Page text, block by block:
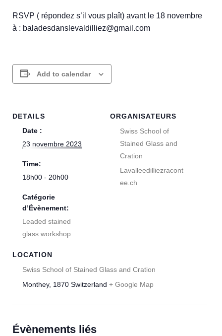
RSVP ( répondez s’il vous plaît) avant le 18 novembre
à : baladesdanslevaldilliez@gmail.com
Add to calendar
DETAILS
Date :
23 novembre 2023
Time:
18h00 - 20h00
Catégorie
d’Évènement:
Leaded stained
glass workshop
LOCATION
Swiss School of Stained Glass and Cration
Monthey, 1870 Switzerland + Google Map
ORGANISATEURS
Swiss School of
Stained Glass and
Cration
Lavalleedilliezracont
ee.ch
Évènements liés